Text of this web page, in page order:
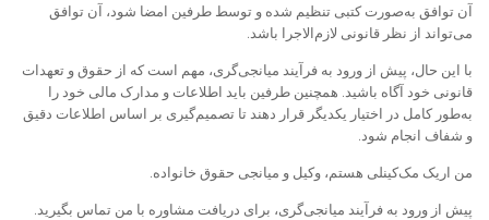
آن توافق به‌صورت کتبی تنظیم شده و توسط طرفین امضا شود، آن توافق
می‌تواند از نظر قانونی لازم‌الاجرا باشد.
با این حال، پیش از ورود به فرآیند میانجی‌گری، مهم است که از حقوق و تعهدات
قانونی خود آگاه باشید. همچنین طرفین باید اطلاعات و مدارک مالی خود را
به‌طور کامل در اختیار یکدیگر قرار دهند تا تصمیم‌گیری بر اساس اطلاعات دقیق
و شفاف انجام شود.
من اریک مک‌کینلی هستم، وکیل و میانجی حقوق خانواده.
پیش از ورود به فرآیند میانجی‌گری، برای دریافت مشاوره با من تماس بگیرید.